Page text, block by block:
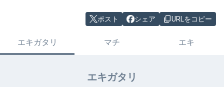
ポスト シェア URLをコピー
エキガタリ マチ エキ
エキガタリ